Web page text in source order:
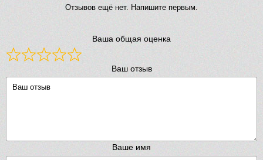
Отзывов ещё нет. Напишите первым.
Ваша общая оценка
Ваш отзыв
Ваше имя